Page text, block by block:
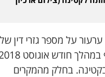
על מספר גזרי דין של
בקטינה. בחלק מהמקרים